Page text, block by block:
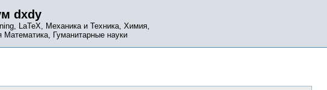
dxdy
LaTeX, Механика и Техника, Химия,
Гуманитарные науки